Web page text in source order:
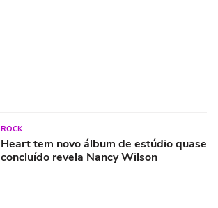
ROCK
Heart tem novo álbum de estúdio quase
concluído revela Nancy Wilson